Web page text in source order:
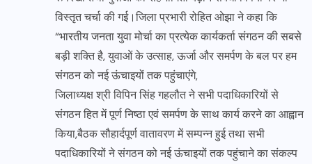
विस्तृत चर्चा की गई।जिला प्रभारी रोहित ओझा ने कहा कि
“भारतीय जनता युवा मोर्चा का प्रत्येक कार्यकर्ता संगठन की सबसे
बड़ी शक्ति है, युवाओं के उत्साह, ऊर्जा और समर्पण के बल पर हम
संगठन को नई ऊंचाइयों तक पहुंचाएंगे,
जिलाध्यक्ष श्री विपिन सिंह गहलौत ने सभी पदाधिकारियों से
संगठन हित में पूर्ण निष्ठा एवं समर्पण के साथ कार्य करने का आह्वान
किया,बैठक सौहार्दपूर्ण वातावरण में सम्पन्न हुई तथा सभी
पदाधिकारियों ने संगठन को नई ऊंचाइयों तक पहुंचाने का संकल्प